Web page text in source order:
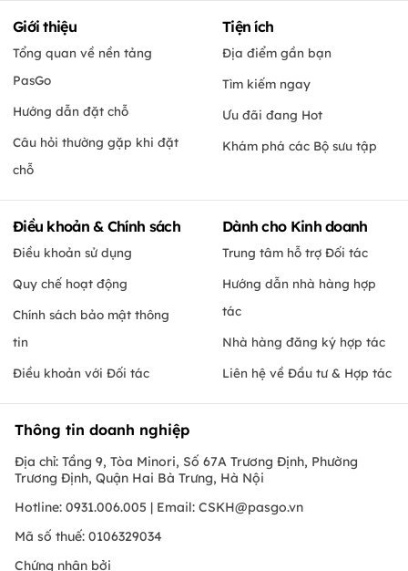
Giới thiệu
Tổng quan về nền tảng
PasGo
Hướng dẫn đặt chỗ
Câu hỏi thường gặp khi đặt
chỗ
Tiện ích
Địa điểm gần bạn
Tìm kiếm ngay
Ưu đãi đang Hot
Khám phá các Bộ sưu tập
Điều khoản & Chính sách
Điều khoản sử dụng
Quy chế hoạt động
Chính sách bảo mật thông
tin
Điều khoản với Đối tác
Dành cho Kinh doanh
Trung tâm hỗ trợ Đối tác
Hướng dẫn nhà hàng hợp
tác
Nhà hàng đăng ký hợp tác
Liên hệ về Đầu tư & Hợp tác
Thông tin doanh nghiệp
Địa chỉ: Tầng 9, Tòa Minori, Số 67A Trương Định, Phường
Trương Định, Quận Hai Bà Trưng, Hà Nội
Hotline: 0931.006.005 | Email: CSKH@pasgo.vn
Mã số thuế: 0106329034
Chứng nhận bởi